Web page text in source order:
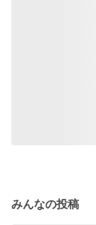
みんなの投稿